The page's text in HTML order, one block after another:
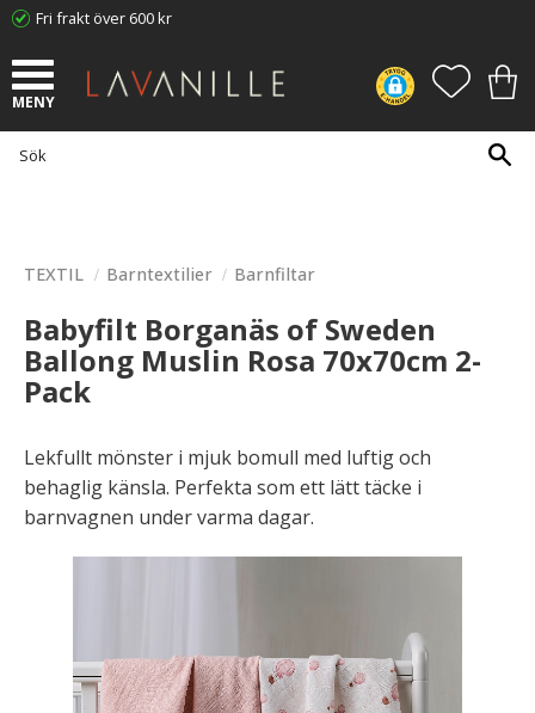
Fri frakt över 600 kr
TEXTIL Barntextilier Barnfiltar
Babyfilt Borganäs of Sweden
Ballong Muslin Rosa 70x70cm 2-
Pack
Lekfullt mönster i mjuk bomull med luftig och
behaglig känsla. Perfekta som ett lätt täcke i
barnvagnen under varma dagar.